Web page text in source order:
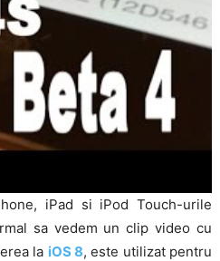
iPad si iPod Touch-urile
sa vedem un clip video cu
la iOS 8, este utilizat pentru